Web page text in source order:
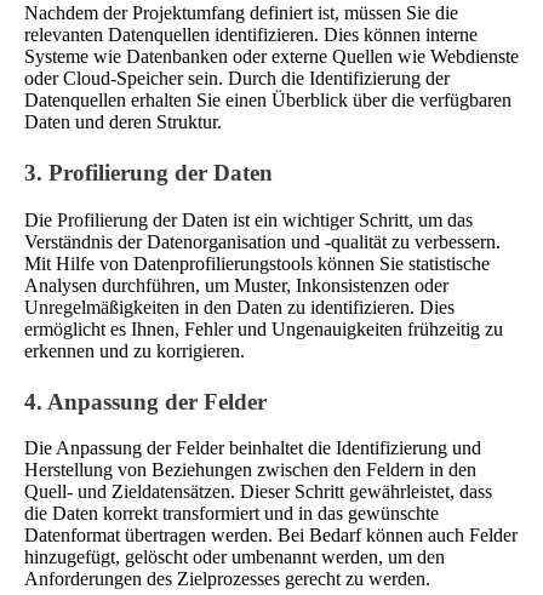
Nachdem der Projektumfang definiert ist, müssen Sie die
relevanten Datenquellen identifizieren. Dies können interne
Systeme wie Datenbanken oder externe Quellen wie Webdienste
oder Cloud-Speicher sein. Durch die Identifizierung der
Datenquellen erhalten Sie einen Überblick über die verfügbaren
Daten und deren Struktur.
3. Profilierung der Daten
Die Profilierung der Daten ist ein wichtiger Schritt, um das
Verständnis der Datenorganisation und -qualität zu verbessern.
Mit Hilfe von Datenprofilierungstools können Sie statistische
Analysen durchführen, um Muster, Inkonsistenzen oder
Unregelmäßigkeiten in den Daten zu identifizieren. Dies
ermöglicht es Ihnen, Fehler und Ungenauigkeiten frühzeitig zu
erkennen und zu korrigieren.
4. Anpassung der Felder
Die Anpassung der Felder beinhaltet die Identifizierung und
Herstellung von Beziehungen zwischen den Feldern in den
Quell- und Zieldatensätzen. Dieser Schritt gewährleistet, dass
die Daten korrekt transformiert und in das gewünschte
Datenformat übertragen werden. Bei Bedarf können auch Felder
hinzugefügt, gelöscht oder umbenannt werden, um den
Anforderungen des Zielprozesses gerecht zu werden.